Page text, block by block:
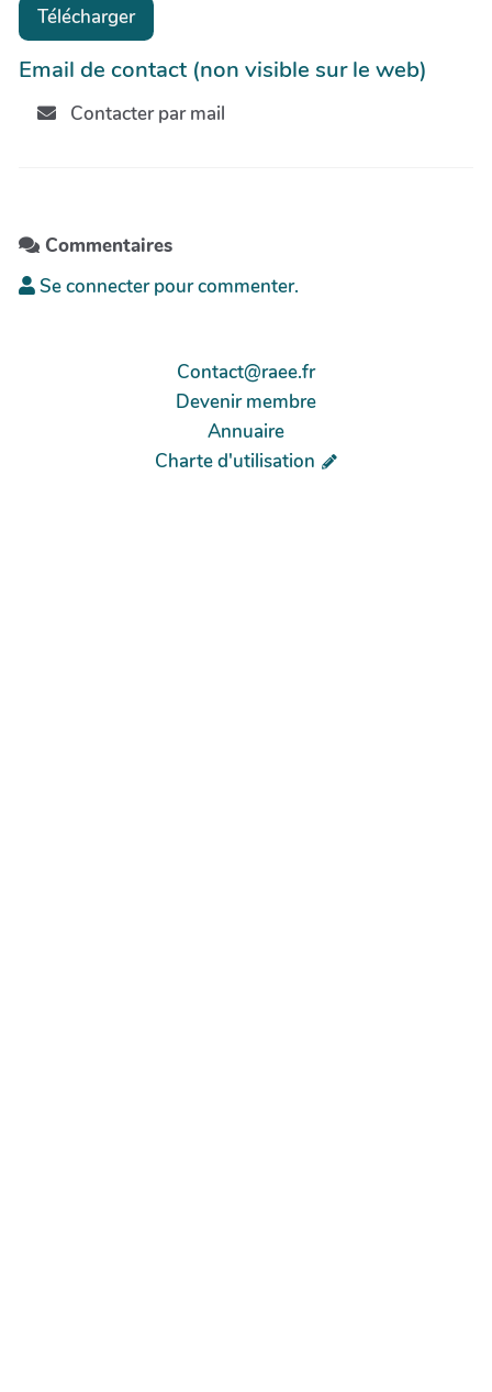
Télécharger
Email de contact (non visible sur le web)
Contacter par mail
Commentaires
Se connecter pour commenter.
Contact@raee.fr
Devenir membre
Annuaire
Charte d'utilisation